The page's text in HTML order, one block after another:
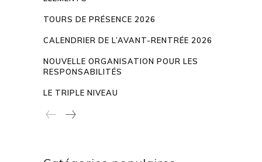
TOURS DE PRÉSENCE 2026
CALENDRIER DE L’AVANT-RENTRÉE 2026
NOUVELLE ORGANISATION POUR LES
RESPONSABILITÉS
LE TRIPLE NIVEAU